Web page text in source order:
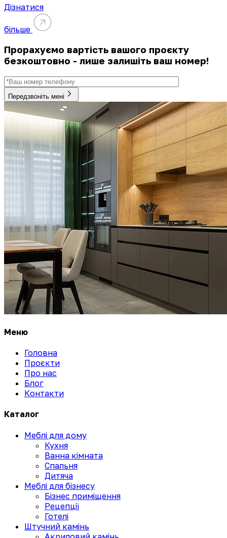
Дізнатися
більше
Прорахуємо вартість вашого проєкту
безкоштовно - лише залишіть ваш номер!
Передзвоніть мені
Меню
Головна
Проєкти
Про нас
Блог
Контакти
Каталог
Меблі для дому
Кухня
Ванна кімната
Спальня
Дитяча
Меблі для бізнесу
Бізнес приміщення
Рецепції
Готелі
Штучний камінь